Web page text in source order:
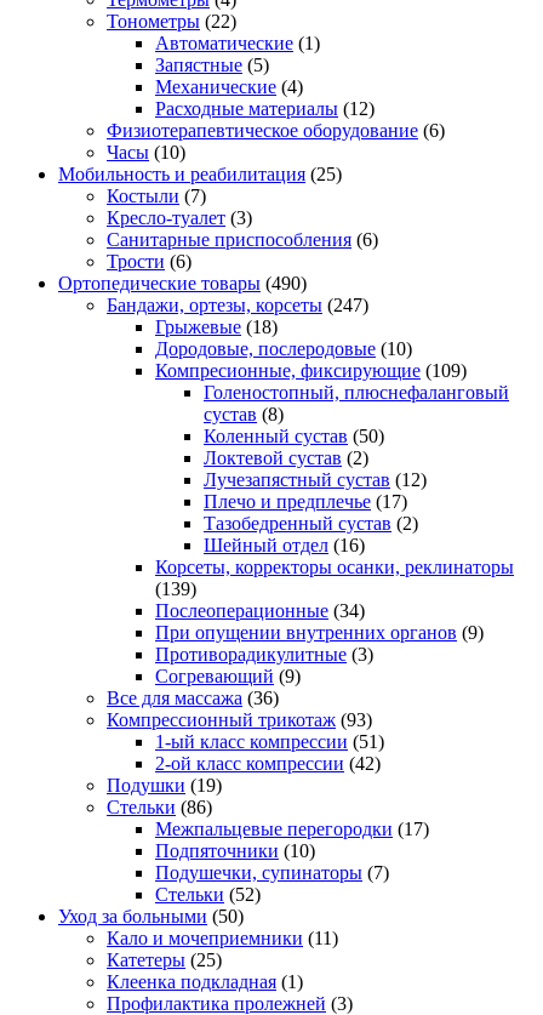
Тонометры (22)
Автоматические (1)
Запястные (5)
Механические (4)
Расходные материалы (12)
Физиотерапевтическое оборудование (6)
Часы (10)
Мобильность и реабилитация (25)
Костыли (7)
Кресло-туалет (3)
Санитарные приспособления (6)
Трости (6)
Ортопедические товары (490)
Бандажи, ортезы, корсеты (247)
Грыжевые (18)
Дородовые, послеродовые (10)
Компресионные, фиксирующие (109)
Голеностопный, плюснефаланговый
сустав (8)
Коленный сустав (50)
Локтевой сустав (2)
Лучезапястный сустав (12)
Плечо и предплечье (17)
Тазобедренный сустав (2)
Шейный отдел (16)
Корсеты, корректоры осанки, реклинаторы
(139)
Послеоперационные (34)
При опущении внутренних органов (9)
Противорадикулитные (3)
Согревающий (9)
Все для массажа (36)
Компрессионный трикотаж (93)
1-ый класс компрессии (51)
2-ой класс компрессии (42)
Подушки (19)
Стельки (86)
Межпальцевые перегородки (17)
Подпяточники (10)
Подушечки, супинаторы (7)
Стельки (52)
Уход за больными (50)
Кало и мочеприемники (11)
Катетеры (25)
Клеенка подкладная (1)
Профилактика пролежней (3)